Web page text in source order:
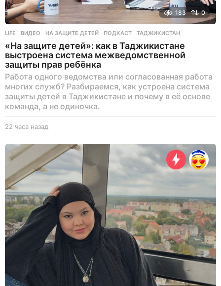
183 0
LIFE ВИДЕО ,НА ЗАЩИТЕ ДЕТЕЙ ,ПОДКАСТ ,ТАДЖИКИСТАН
«На защите детей»: как в Таджикистане
выстроена система межведомственной
защиты прав ребёнка
Работа одного ведомства или согласованная работа
многих служб? Разбираемся, как устроена система
защиты детей в Таджикистане и почему в её основе
команда, а не одиночка.
22 часа назад
ч
с
а
а
з